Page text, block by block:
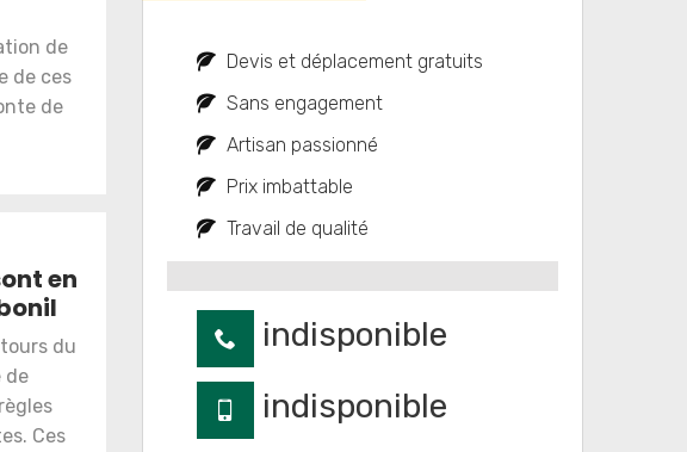
de
de ces
de
en
du
de
Ces
Devis et déplacement gratuits
Sans engagement
Artisan passionné
Prix imbattable
Travail de qualité
indisponible
indisponible